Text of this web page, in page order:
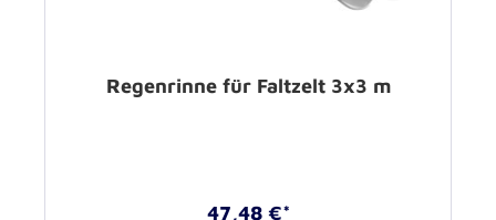
Regenrinne für Faltzelt 3x3 m
47,48 €*